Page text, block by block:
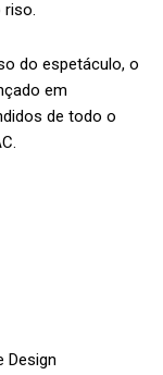
riso.
do espetáculo, o
em
de todo o
Design